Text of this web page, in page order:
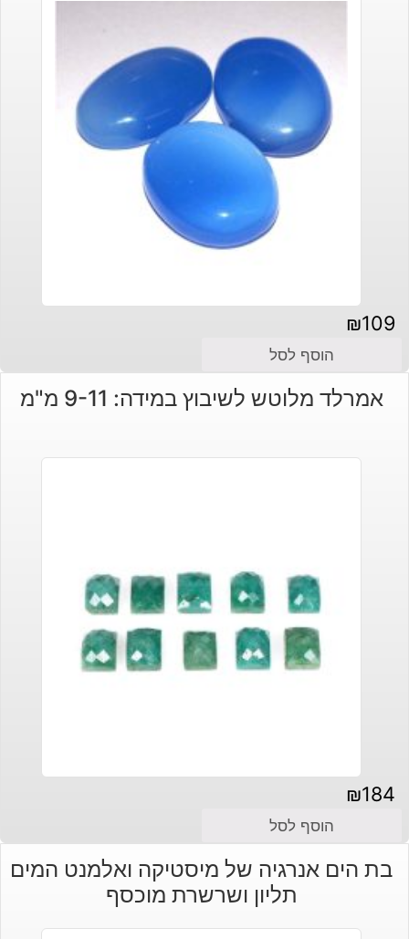
₪109
הוסף לסל
אמרלד מלוטש לשיבוץ במידה: 9-11 מ"מ
₪184
הוסף לסל
בת הים אנרגיה של מיסטיקה ואלמנט המים
תליון ושרשרת מוכסף